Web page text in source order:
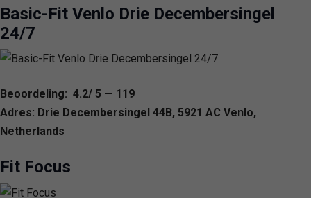
Basic-Fit Venlo Drie Decembersingel
24/7
Beoordeling: 4.2/ 5 — 119
Adres: Drie Decembersingel 44B, 5921 AC Venlo,
Netherlands
Fit Focus